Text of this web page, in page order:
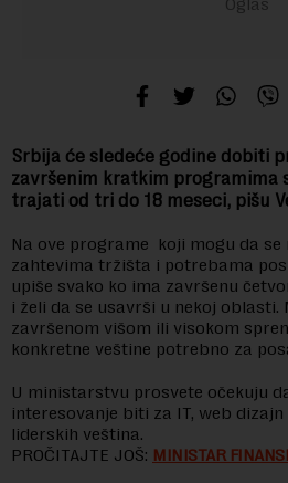
Srbija će sledeće godine dobiti
završenim kratkim programima
trajati od tri do 18 meseci, pišu
Na ove programe koji mogu da se
zahtevima tržišta i potrebama
upiše svako ko ima završenu
i želi da se usavrši u nekoj oblasti.
završenom višom ili visokom
konkretne veštine potrebno za
U ministarstvu prosvete očekuju
interesovanje biti za IT, web
liderskih veština.
PROČITAJTE JOŠ: MINISTAR